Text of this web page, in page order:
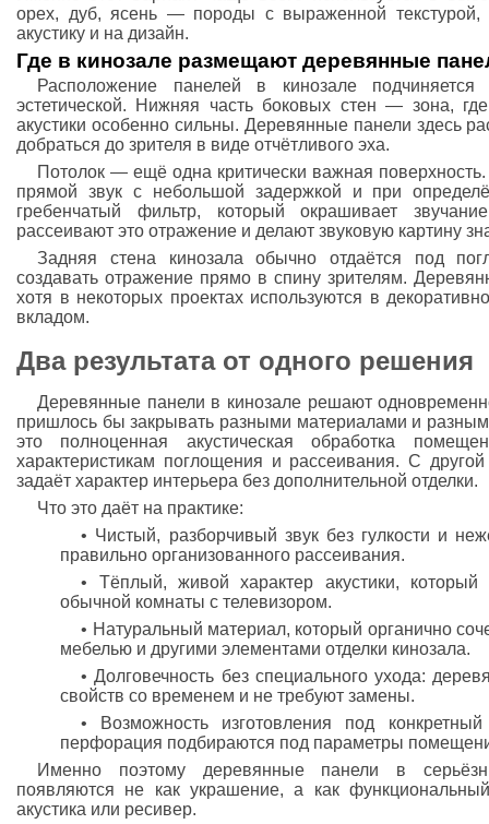
орех, дуб, ясень — породы с выраженной текстурой,
акустику и на дизайн.
Где в кинозале размещают деревянные
Расположение панелей в кинозале
эстетической. Нижняя часть боковых стен — зона,
акустики особенно сильны. Деревянные панели здесь
добраться до зрителя в виде отчётливого эха.
Потолок — ещё одна критически важная
прямой звук с небольшой задержкой и при
гребенчатый фильтр, который окрашивает
рассеивают это отражение и делают звуковую картину
Задняя стена кинозала обычно отдаётся под
создавать отражение прямо в спину зрителям.
хотя в некоторых проектах используются в
вкладом.
Два результата от одного решения
Деревянные панели в кинозале решают
пришлось бы закрывать разными материалами и
это полноценная акустическая обработка
характеристикам поглощения и рассеивания. С
задаёт характер интерьера без дополнительной отделки.
Что это даёт на практике:
• Чистый, разборчивый звук без гулкости и
правильно организованного рассеивания.
• Тёплый, живой характер акустики,
обычной комнаты с телевизором.
• Натуральный материал, который органично
мебелью и другими элементами отделки кинозала.
• Долговечность без специального ухода:
свойств со временем и не требуют замены.
• Возможность изготовления под
перфорация подбираются под параметры
Именно поэтому деревянные панели в
появляются не как украшение, а как
акустика или ресивер.